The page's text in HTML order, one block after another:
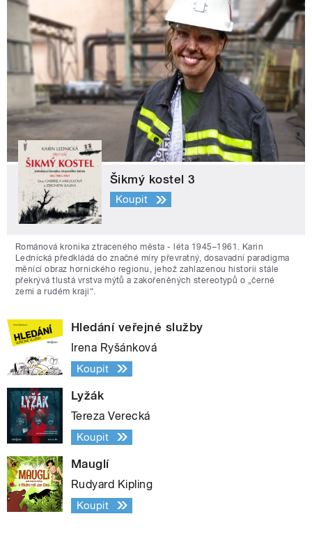
Šikmý kostel 3
Koupit
Románová kronika ztraceného města - léta 1945–1961. Karin
Lednická předkládá do značné míry převratný, dosavadní paradigma
měnící obraz hornického regionu, jehož zahlazenou historii stále
překrývá tlustá vrstva mýtů a zakořeněných stereotypů o „černé
zemi a rudém kraji“.
Hledání veřejné služby
Irena Ryšánková
Koupit
Lyžák
Tereza Verecká
Koupit
Mauglí
Rudyard Kipling
Koupit